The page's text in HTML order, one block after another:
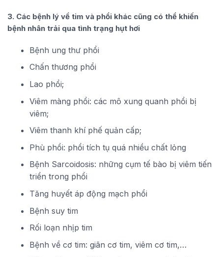
3. Các bệnh lý về tim và phổi khác cũng có thể khiến
bệnh nhân trải qua tình trạng hụt hơi
Bệnh ung thư phổi
Chấn thương phổi
Lao phổi;
Viêm màng phổi: các mô xung quanh phổi bị
viêm;
Viêm thanh khí phế quản cấp;
Phù phổi: phổi tích tụ quá nhiều chất lỏng
Bệnh Sarcoidosis: những cụm tế bào bị viêm tiến
triển trong phổi
Tăng huyết áp động mạch phổi
Bệnh suy tim
Rối loạn nhịp tim
Bệnh về cơ tim: giãn cơ tim, viêm cơ tim,…